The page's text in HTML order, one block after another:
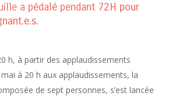
a pédalé pendant 72H pour
h, à partir des applaudissements
à 20 h aux applaudissements, la
de sept personnes, s’est lancée